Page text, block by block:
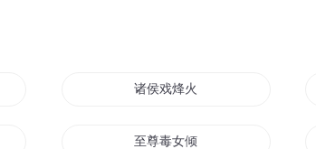
诸侯戏烽火
至尊毒女倾城帝妃戏诸侯